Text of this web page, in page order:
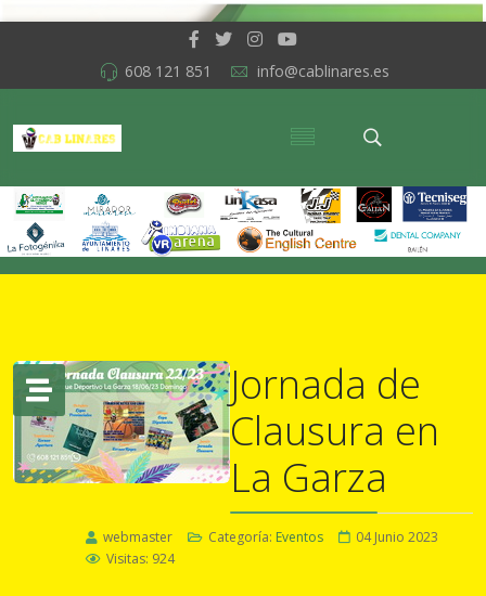
608 121 851 info@cablinares.es
Jornada de
Clausura en
La Garza
webmaster Categoría: Eventos
04 Junio 2023
Visitas: 924